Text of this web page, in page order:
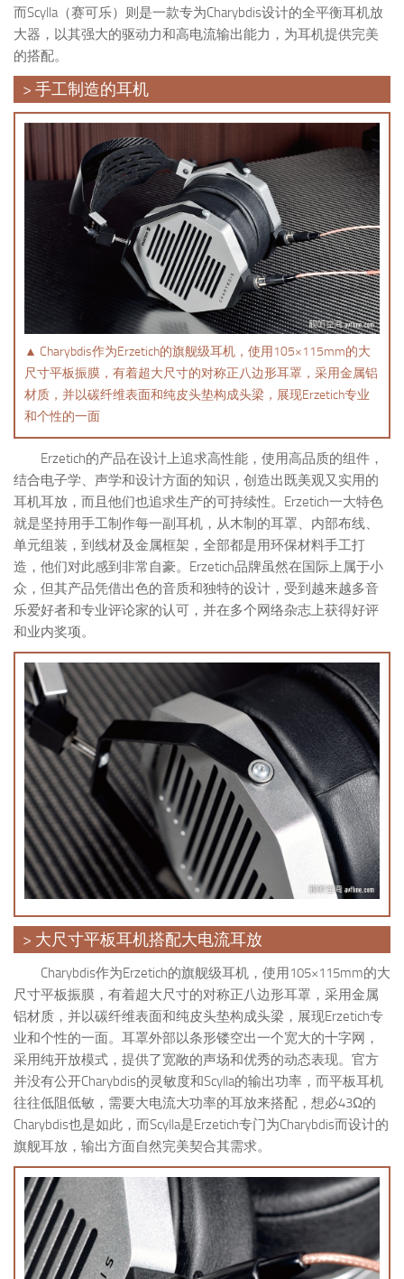
而Scylla（赛可乐）则是一款专为Charybdis设计的全平衡耳机放
大器，以其强大的驱动力和高电流输出能力，为耳机提供完美
的搭配。
> 手工制造的耳机
▲ Charybdis作为Erzetich的旗舰级耳机，使用105×115mm的大
尺寸平板振膜，有着超大尺寸的对称正八边形耳罩，采用金属铝
材质，并以碳纤维表面和纯皮头垫构成头梁，展现Erzetich专业
和个性的一面
Erzetich的产品在设计上追求高性能，使用高品质的组件，
结合电子学、声学和设计方面的知识，创造出既美观又实用的
耳机耳放，而且他们也追求生产的可持续性。Erzetich一大特色
就是坚持用手工制作每一副耳机，从木制的耳罩、内部布线、
单元组装，到线材及金属框架，全部都是用环保材料手工打
造，他们对此感到非常自豪。Erzetich品牌虽然在国际上属于小
众，但其产品凭借出色的音质和独特的设计，受到越来越多音
乐爱好者和专业评论家的认可，并在多个网络杂志上获得好评
和业内奖项。
> 大尺寸平板耳机搭配大电流耳放
Charybdis作为Erzetich的旗舰级耳机，使用105×115mm的大
尺寸平板振膜，有着超大尺寸的对称正八边形耳罩，采用金属
铝材质，并以碳纤维表面和纯皮头垫构成头梁，展现Erzetich专
业和个性的一面。耳罩外部以条形镂空出一个宽大的十字网，
采用纯开放模式，提供了宽敞的声场和优秀的动态表现。官方
并没有公开Charybdis的灵敏度和Scylla的输出功率，而平板耳机
往往低阻低敏，需要大电流大功率的耳放来搭配，想必43Ω的
Charybdis也是如此，而Scylla是Erzetich专门为Charybdis而设计的
旗舰耳放，输出方面自然完美契合其需求。